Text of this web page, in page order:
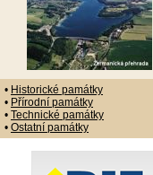
• Historické památky
• Přírodní památky
• Technické památky
• Ostatní památky